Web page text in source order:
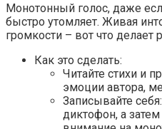
Монотонный голос, даже
быстро утомляет. Живая
громкости – вот что
Как это сделать:
Читайте стихи и
эмоции автора,
Записывайте
диктофон, а